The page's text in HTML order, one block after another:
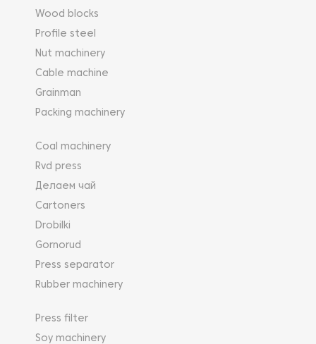
Wood blocks
Profile steel
Nut machinery
Cable machine
Grainman
Packing machinery
Coal machinery
Rvd press
Делаем чай
Cartoners
Drobilki
Gornorud
Press separator
Rubber machinery
Press filter
Soy machinery